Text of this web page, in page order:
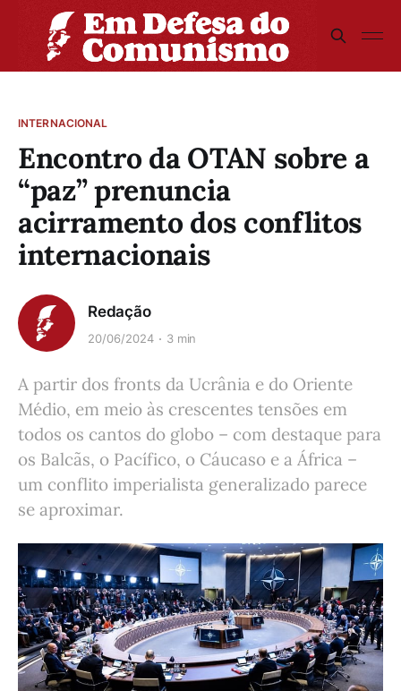
INTERNACIONAL
Encontro da OTAN sobre a
“paz” prenuncia
acirramento dos conflitos
internacionais
Redação
20/06/2024 3 min
A partir dos fronts da Ucrânia e do Oriente
Médio, em meio às crescentes tensões em
todos os cantos do globo – com destaque para
os Balcãs, o Pacífico, o Cáucaso e a África –
um conflito imperialista generalizado parece
se aproximar.